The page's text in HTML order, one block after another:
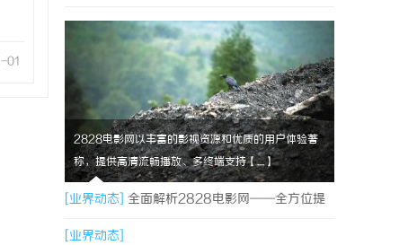
01
2828电影网以丰富的影视资源和优质的用户体验著
称，提供高清流畅播放、多终端支持【....】
[业界动态] 全面解析2828电影网——全方位提
升你的观影体验平台
[业界动态]